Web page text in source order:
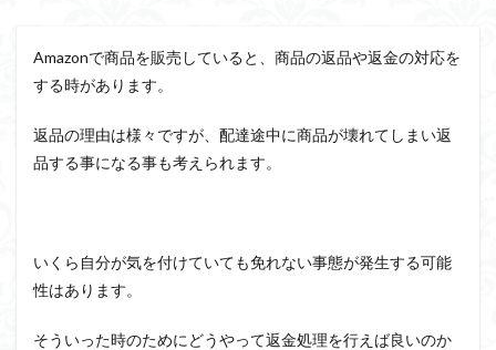
Amazonで商品を販売していると、商品の返品や返金の対応を
する時があります。
返品の理由は様々ですが、配達途中に商品が壊れてしまい返
品する事になる事も考えられます。
いくら自分が気を付けていても免れない事態が発生する可能
性はあります。
そういった時のためにどうやって返金処理を行えば良いのか